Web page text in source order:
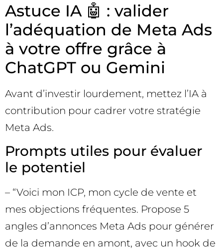
Astuce IA 🤖 : valider
l’adéquation de Meta Ads
à votre offre grâce à
ChatGPT ou Gemini
Avant d’investir lourdement, mettez l’IA à
contribution pour cadrer votre stratégie
Meta Ads.
Prompts utiles pour évaluer
le potentiel
– “Voici mon ICP, mon cycle de vente et
mes objections fréquentes. Propose 5
angles d’annonces Meta Ads pour générer
de la demande en amont, avec un hook de